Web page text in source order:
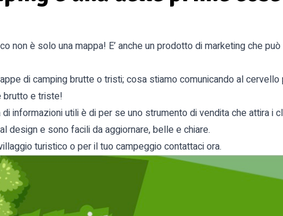
non è solo una mappa! E’ anche un prodotto di marketing che
di camping brutte o tristi; cosa stiamo comunicando al
brutto e triste!
informazioni utili è di per se uno strumento di vendita che attira i
design e sono facili da aggiornare, belle e chiare.
turistico o per il tuo campeggio contattaci ora.